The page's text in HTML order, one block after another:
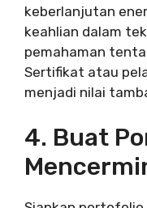
keberlanjutan
keahlian dalam
pemahaman
Sertifikat atau
menjadi nilai
4. Buat